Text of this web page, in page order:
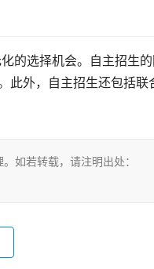
此外，自主招生还包括联
。如若转载，请注明出处：